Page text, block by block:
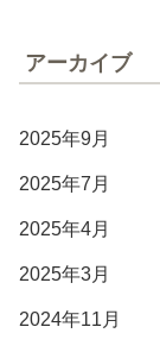
アーカイブ
2025年9月
2025年7月
2025年4月
2025年3月
2024年11月